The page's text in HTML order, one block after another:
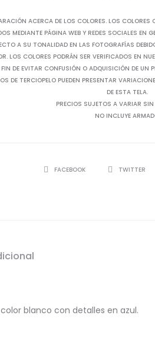
ACERCA DE LOS COLORES. LOS
MEDIANTE PÁGINA WEB Y REDES SOCIALES EN
A SU TONALIDAD EN LAS FOTOGRAFÍAS
LOS COLORES PODRÁN SER VERIFICADOS EN
FIN DE EVITAR CONFUSIÓN O ADQUISICIÓN DE UN
DE TERCIOPELO PUEDEN PRESENTAR
DE ESTA TELA.
PRECIOS SUJETOS A VARIAR
NO INCLUYE
SHAREFACEBOOK TWITTER
blanco con detalles en azul.